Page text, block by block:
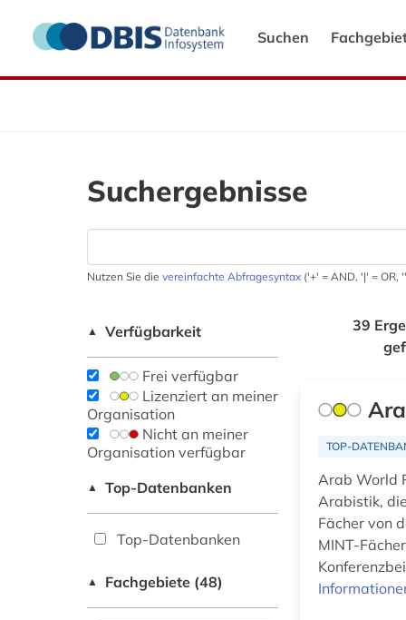
Suchen
Suchergebnisse
Nutzen Sie die vereinfachte Abfragesyntax ('+' = AND, '|' = OR,
▲ Verfügbarkeit
Frei verfügbar
Lizenziert an meiner
Organisation
Nicht an meiner
Organisation verfügbar
▲ Top-Datenbanken
Top-Datenbanken
▲ Fachgebiete (48)
39
TOP-
Arab World
Arabistik,
Fächer von
MINT-